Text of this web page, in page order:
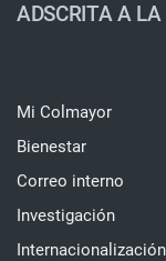
ADSCRITA A
Mi Colmayor
Bienestar
Correo interno
Investigación
Internacionalización